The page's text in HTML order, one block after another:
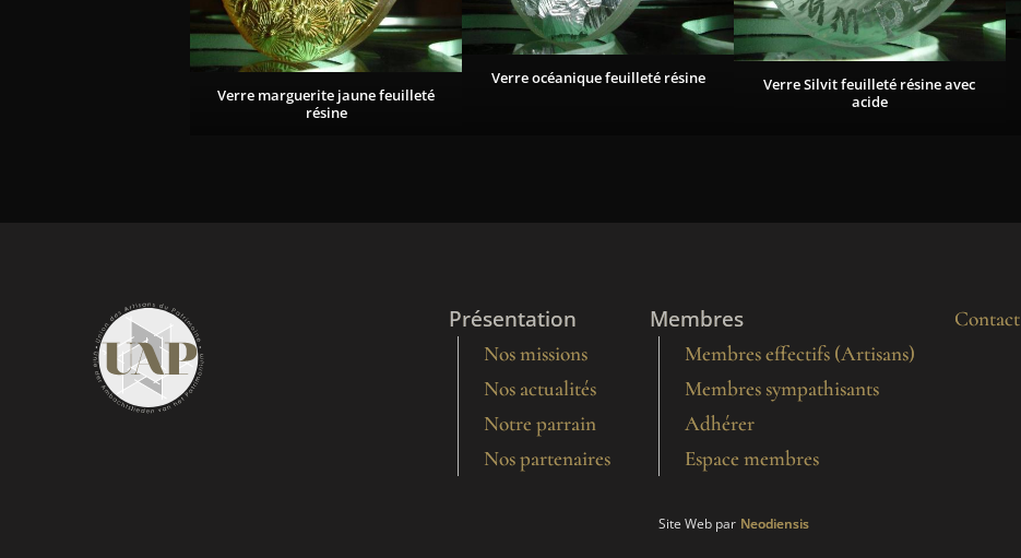
Verre marguerite jaune feuilleté
résine
Verre océanique feuilleté résine
Verre Silvit feuilleté résine avec
acide
Présentation
Nos missions
Nos actualités
Notre parrain
Nos partenaires
Membres
Membres effectifs (Artisans)
Membres sympathisants
Adhérer
Espace membres
Contact
Site Web par Neodiensis